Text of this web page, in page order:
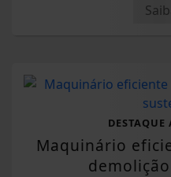
DESTAQUE
Maquinário